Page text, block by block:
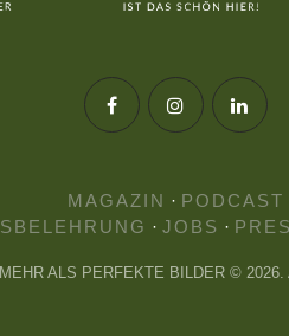
MAGAZIN · PODCAST
· JOBS ·
ALS PERFEKTE BILDER © 2026.